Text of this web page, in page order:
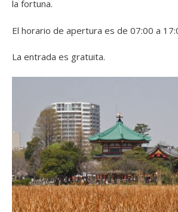
la fortuna.
El horario de apertura es de 07:00 a
La entrada es gratuita.